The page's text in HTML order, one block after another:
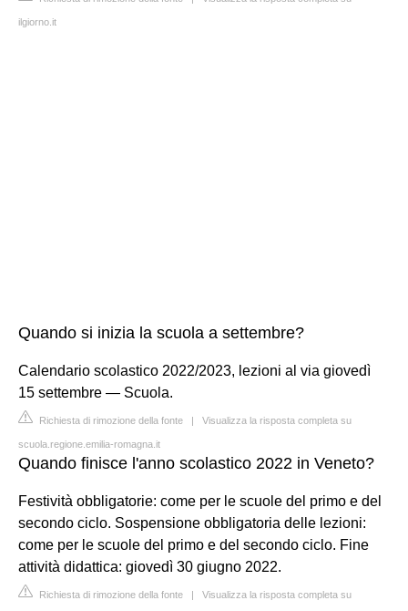
ilgiorno.it
Quando si inizia la scuola a settembre?
Calendario scolastico 2022/2023, lezioni al via giovedì
15 settembre — Scuola.
Richiesta di rimozione della fonte | Visualizza la risposta completa su
scuola.regione.emilia-romagna.it
Quando finisce l'anno scolastico 2022 in Veneto?
Festività obbligatorie: come per le scuole del primo e del
secondo ciclo. Sospensione obbligatoria delle lezioni:
come per le scuole del primo e del secondo ciclo. Fine
attività didattica: giovedì 30 giugno 2022.
Richiesta di rimozione della fonte | Visualizza la risposta completa su